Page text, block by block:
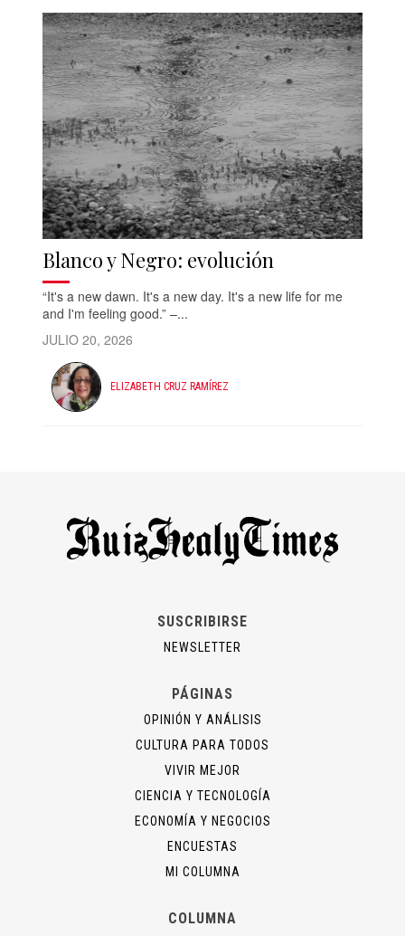
Blanco y Negro: evolución
“It's a new dawn. It's a new day. It's a new life for me
and I'm feeling good.” –...
JULIO 20, 2026
ELIZABETH CRUZ RAMÍREZ
SUSCRIBIRSE
NEWSLETTER
PÁGINAS
OPINIÓN Y ANÁLISIS
CULTURA PARA TODOS
VIVIR MEJOR
CIENCIA Y TECNOLOGÍA
ECONOMÍA Y NEGOCIOS
ENCUESTAS
MI COLUMNA
COLUMNA